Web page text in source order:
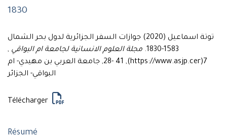
1830
توتة اسماعيل (2020) جوازات السفر الجزائرية لدول بحر الشمال
1583-1830.
مجلة العلوم الانسانية لجامعة ام البواقي ,
7(https://www.asjp.cer), 28- 41, جامعة العربي بن مهيدي- ام
البواقي- الجزائر
Télécharger
Résumé